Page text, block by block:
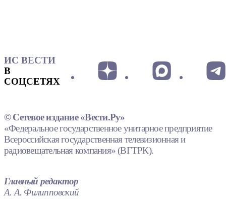
ИС ВЕСТИ
В
СОЦСЕТЯХ
© Сетевое издание «Вести.Ру»
«Федеральное государственное унитарное предприятие
Всероссийская государственная телевизионная и
радиовещательная компания» (ВГТРК).
Главный редактор
А. А. Филипповский